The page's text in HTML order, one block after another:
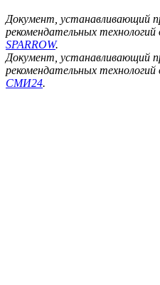
Документ, устанавливающий
рекомендательных
SPARROW.
Документ, устанавливающий
рекомендательных
СМИ24.